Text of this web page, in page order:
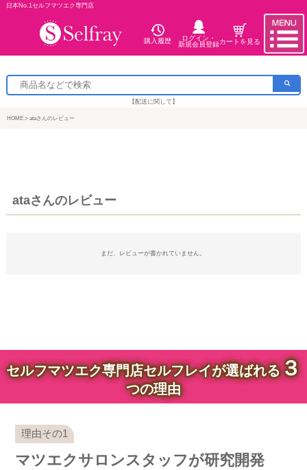
日本No.1セルフマツエク専門店
購入履歴
ログイン・
新規会員登録カートを見る
【配送に関して】
HOME ataさんのレビュー
ataさんのレビュー
まだ、レビューが書かれていません。
セルフマツエク専門店セルフレイが選ばれる３
つの理由
マツエクサロンスタッフが研究開発